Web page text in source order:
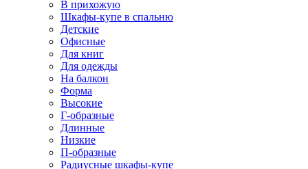
В прихожую
Шкафы-купе в спальню
Детские
Офисные
Для книг
Для одежды
На балкон
Форма
Высокие
Г-образные
Длинные
Низкие
П-образные
Радиусные шкафы-купе